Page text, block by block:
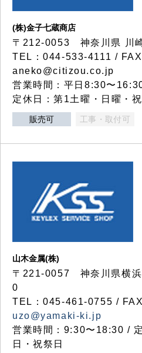
(株)金子七蔵商店
〒212-0053 神奈川県 川
TEL：044-533-4111 /
aneko@citizou.co.jp
営業時間：平日8:30〜
定休日：第1土曜・日曜・祝
販売可 工事・取付可
山木金属(株)
〒221-0057 神奈川県横浜
0
TEL：045-461-0755 /
uzo@yamaki-ki.jp
営業時間：9:30〜18:30 /
日・祝祭日